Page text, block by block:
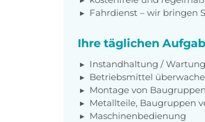
Fahrdienst – wir bringen
Ihre täglichen
Instandhaltung /
Betriebsmittel
Montage von Baugruppen
Metallteile, Baugruppen
Maschinenbedienung